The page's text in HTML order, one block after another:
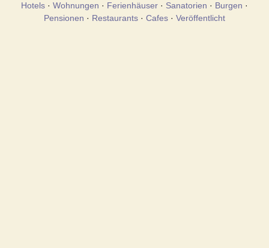
Hotels · Wohnungen · Ferienhäuser · Sanatorien · Burgen ·
Pensionen · Restaurants · Cafes · Veröffentlicht